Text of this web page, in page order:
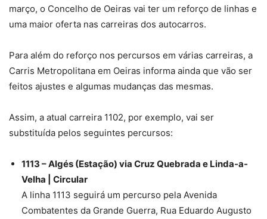
março, o Concelho de Oeiras vai ter um reforço de linhas e
uma maior oferta nas carreiras dos autocarros.
Para além do reforço nos percursos em várias carreiras, a
Carris Metropolitana em Oeiras informa ainda que vão ser
feitos ajustes e algumas mudanças das mesmas.
Assim, a atual carreira 1102, por exemplo, vai ser
substituída pelos seguintes percursos:
1113 – Algés (Estação) via Cruz Quebrada e Linda-a-
Velha | Circular
A linha 1113 seguirá um percurso pela Avenida
Combatentes da Grande Guerra, Rua Eduardo Augusto